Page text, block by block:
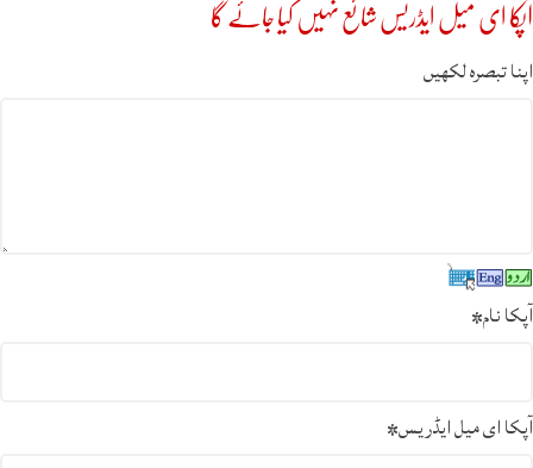
آپکا ای میل ایڈریس شائع نہیں کیا جائے گا
اپنا تبصرہ لکھیں
آپکا نام*
آپکا ای میل ایڈریس*